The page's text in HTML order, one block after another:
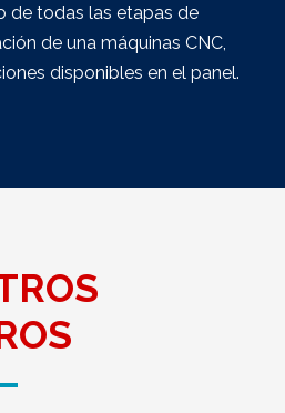
de todas las etapas de
de una máquinas CNC,
disponibles en el panel.